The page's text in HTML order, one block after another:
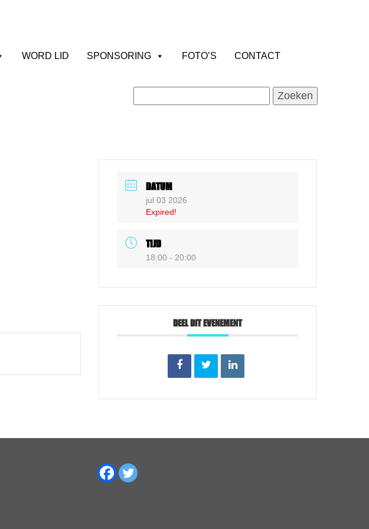
WORD LID SPONSORING FOTO’S CONTACT
naar:
DATUM
jul 03 2026
Expired!
TIJD
18:00 - 20:00
DEEL DIT EVENEMENT